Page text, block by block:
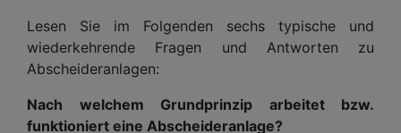
Lesen Sie im Folgenden sechs typische und
wiederkehrende Fragen und Antworten zu
Abscheideranlagen:
Nach welchem Grundprinzip arbeitet bzw.
funktioniert eine Abscheideranlage?